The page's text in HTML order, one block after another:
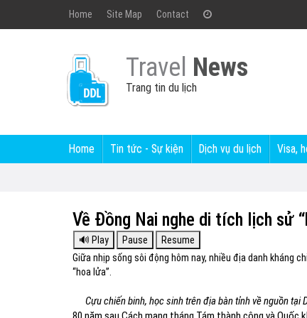
Home Site Map Contact
Travel News
Trang tin du lịch
Home Tin tức - Sự kiện Dịch vụ du lịch Visa,
Về Đồng Nai nghe di tích lịch sử
Giữa nhịp sống sôi động hôm nay, nhiều địa danh kháng
“hoa lửa”.
Cựu chiến binh, học sinh trên địa bàn tỉnh về nguồn tại